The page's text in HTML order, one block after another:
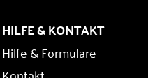
HILFE & KONTAKT
Hilfe & Formulare